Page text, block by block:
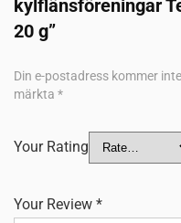
kylflänsföreningar
20 g”
Din e-postadress kommer
märkta *
Your Rating
Your Review *